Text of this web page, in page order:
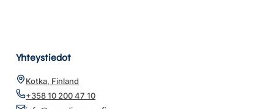
Yhteystiedot
Kotka, Finland
+358 10 200 47 10